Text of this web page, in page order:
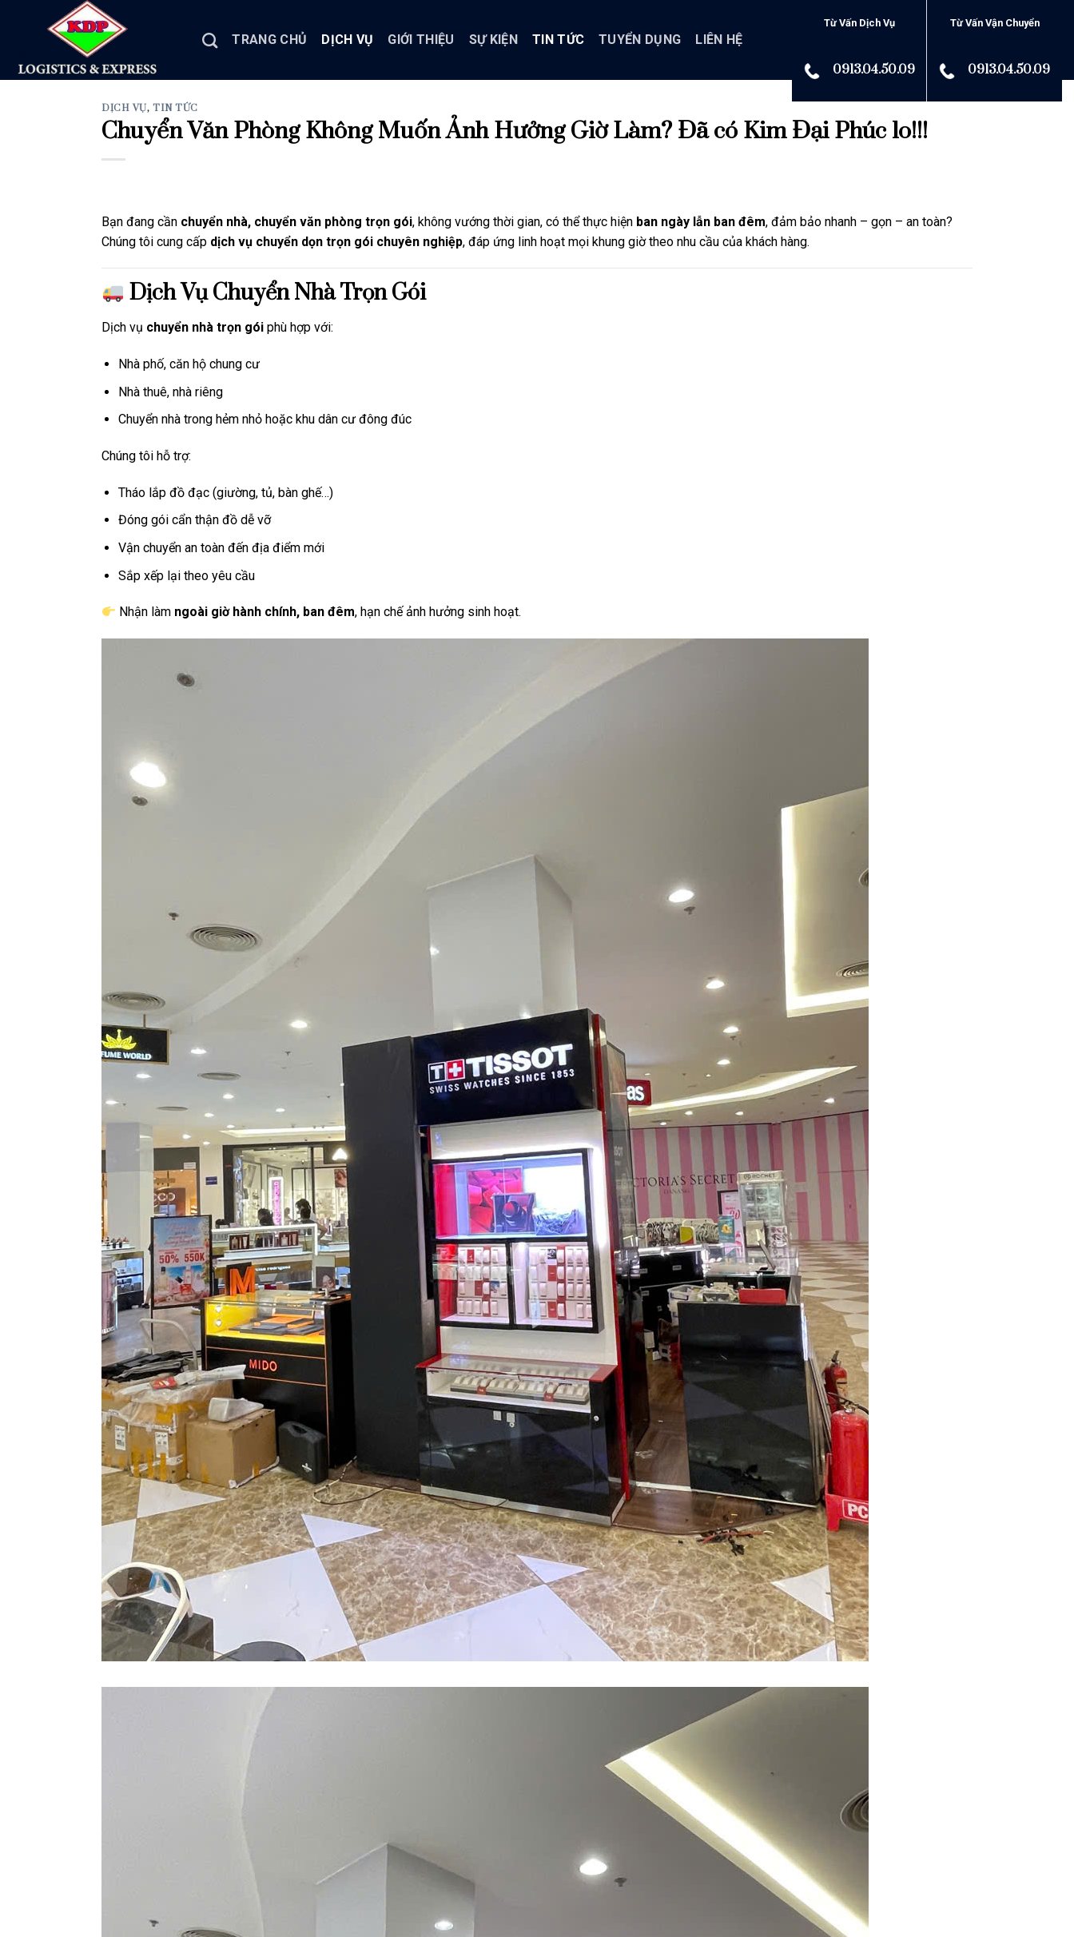
TRANG CHỦ DỊCH VỤ GIỚI THIỆU SỰ KIỆN TIN TỨC TUYỂN DỤNG LIÊN HỆ
Từ Vấn Dịch Vụ
0913.04.50.09
Từ Vấn Vận Chuyển
0913.04.50.09
DỊCH VỤ,TIN TỨC
Chuyển Văn Phòng Không Muốn Ảnh Hưởng Giờ Làm? Đã có Kim Đại Phúc lo!!!
Bạn đang cần chuyển nhà, chuyển văn phòng trọn gói, không vướng thời gian, có thể thực hiện ban ngày lẫn ban đêm, đảm bảo nhanh – gọn – an toàn?
Chúng tôi cung cấp dịch vụ chuyển dọn trọn gói chuyên nghiệp, đáp ứng linh hoạt mọi khung giờ theo nhu cầu của khách hàng.
Dịch Vụ Chuyển Nhà Trọn Gói
Dịch vụ chuyển nhà trọn gói phù hợp với:
Nhà phố, căn hộ chung cư
Nhà thuê, nhà riêng
Chuyển nhà trong hẻm nhỏ hoặc khu dân cư đông đúc
Chúng tôi hỗ trợ:
Tháo lắp đồ đạc (giường, tủ, bàn ghế…)
Đóng gói cẩn thận đồ dễ vỡ
Vận chuyển an toàn đến địa điểm mới
Sắp xếp lại theo yêu cầu
Nhận làm ngoài giờ hành chính, ban đêm, hạn chế ảnh hưởng sinh hoạt.